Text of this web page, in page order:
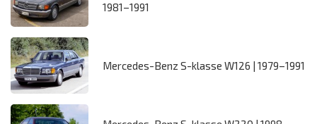
1981–1991
Mercedes-Benz S-klasse W126 | 1979–1991